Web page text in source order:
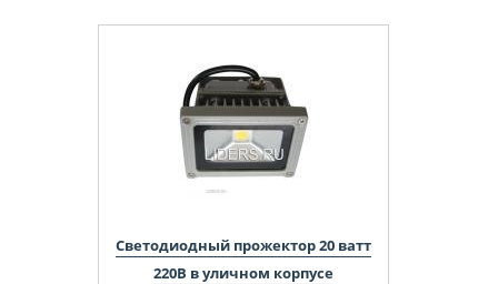
Светодиодный прожектор 20 ватт
220В в уличном корпусе